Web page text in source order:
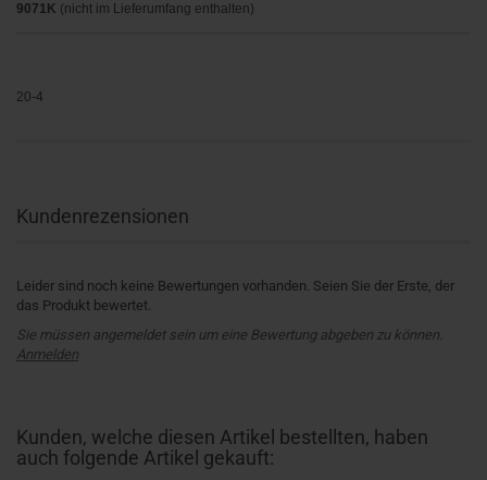
9071K (nicht im Lieferumfang enthalten)
20-4
Kundenrezensionen
Leider sind noch keine Bewertungen vorhanden. Seien Sie der Erste, der
das Produkt bewertet.
Sie müssen angemeldet sein um eine Bewertung abgeben zu können.
Anmelden
Kunden, welche diesen Artikel bestellten, haben
auch folgende Artikel gekauft: